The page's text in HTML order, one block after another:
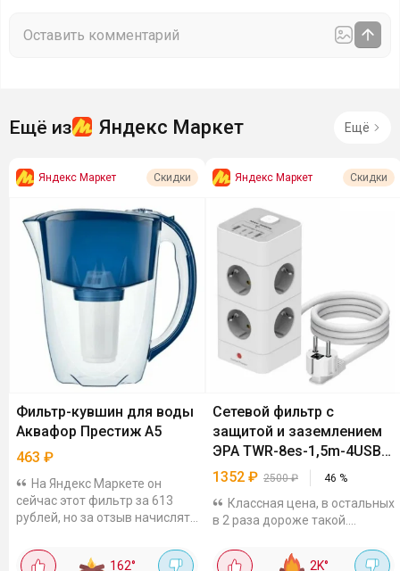
Ещё из Яндекс Маркет Ещё
Яндекс Маркет Скидки
Фильтр-кувшин для воды
Аквафор Престиж А5
463 ₽
На Яндекс Маркете он
сейчас этот фильтр за 613
рублей, но за отзыв начислят
потратишь на следующие
162°
Яндекс Маркет Скидки
Сетевой фильтр с
защитой и заземлением
ЭРА TWR-8es-1,5m-4USB-
W
1352 ₽ 2500₽ 46 %
Классная цена, в остальных
в 2 раза дороже такой.
розетками с заземлением и 4
2K°